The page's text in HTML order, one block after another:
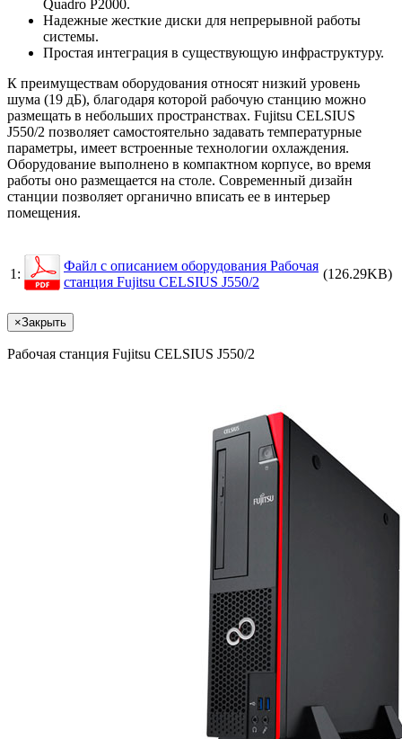
Quadro P2000.
Надежные жесткие диски для непрерывной работы
системы.
Простая интеграция в существующую инфраструктуру.
К преимуществам оборудования относят низкий уровень
шума (19 дБ), благодаря которой рабочую станцию можно
размещать в небольших пространствах. Fujitsu CELSIUS
J550/2 позволяет самостоятельно задавать температурные
параметры, имеет встроенные технологии охлаждения.
Оборудование выполнено в компактном корпусе, во время
работы оно размещается на столе. Современный дизайн
станции позволяет органично вписать ее в интерьер
помещения.
1:
Файл с описанием оборудования Pабочая
станция Fujitsu CELSIUS J550/2
(126.29KB)
×Закрыть
Pабочая станция Fujitsu CELSIUS J550/2